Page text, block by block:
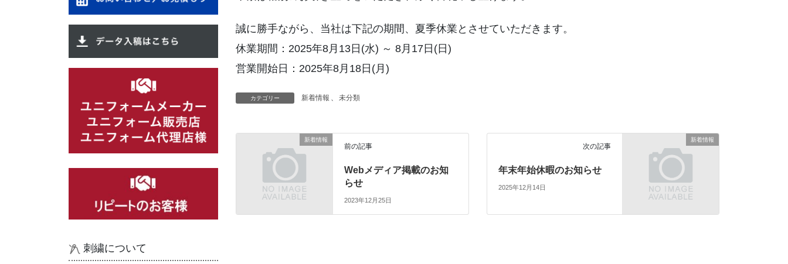
誠に勝手ながら、当社は下記の期間、夏季休業とさせていただきます。
休業期間：2025年8月13日(水) ～ 8月17日(日)
営業開始日：2025年8月18日(月)
カテゴリー 新着情報 、 未分類
新着情報
前の記事
Webメディア掲載のお知
らせ
2023年12月25日
新着情報
次の記事
年末年始休暇のお知らせ
2025年12月14日
刺繍について